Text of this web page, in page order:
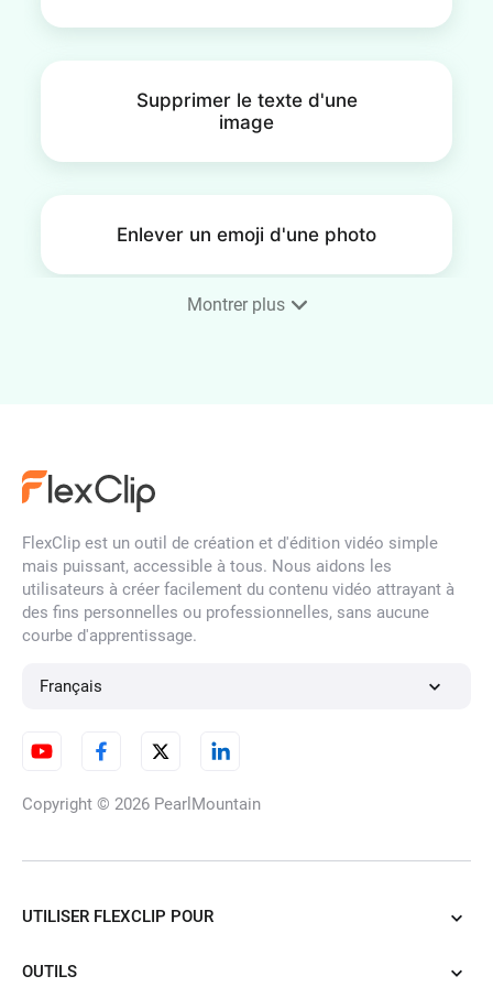
Supprimer le texte d'une
image
Enlever un emoji d'une photo
Supprimer un Autocollant
Suppression de tatouages
d'une photo grâce à l'IA
Supprimer un tampon d'une
Montrer plus
FlexClip est un outil de création et d'édition vidéo simple
mais puissant, accessible à tous. Nous aidons les
utilisateurs à créer facilement du contenu vidéo attrayant à
des fins personnelles ou professionnelles, sans aucune
courbe d'apprentissage.
Français
Copyright © 2026 PearlMountain
UTILISER FLEXCLIP POUR
OUTILS